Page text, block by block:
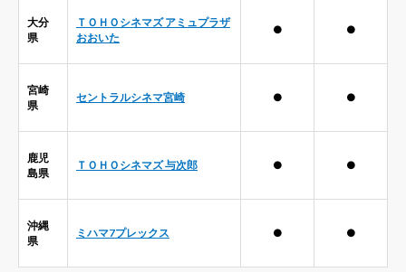
大分
県
ＴＯＨＯシネマズ アミュプラザ
おおいた
● ●
宮崎
県
セントラルシネマ宮崎 ● ●
鹿児
島県
ＴＯＨＯシネマズ 与次郎 ● ●
沖縄
県
ミハマ7プレックス ● ●